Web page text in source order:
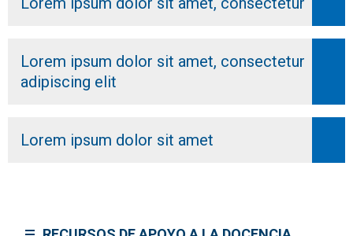
Lorem ipsum dolor sit amet, consectetur
adipiscing elit
Lorem ipsum dolor sit amet